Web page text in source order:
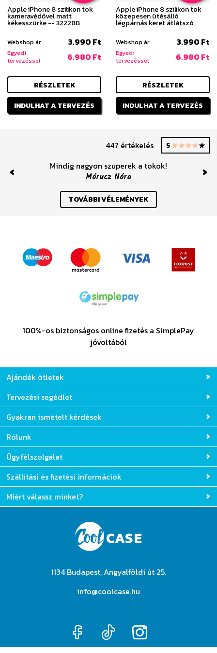
Apple iPhone 8 szilikon tok
kameravédővel matt
kékesszürke -- 322288
Webshop ár 3.990 Ft
Egyedi
tervezéssel
6.980 Ft
RÉSZLETEK
INDULHAT A TERVEZÉS
Apple iPhone 8 szilikon tok
közepesen ütésálló
légpárnás keret átlátszó
Webshop ár 3.990 Ft
Egyedi
tervezéssel
6.980 Ft
RÉSZLETEK
INDULHAT A TERVEZÉS
447 értékelés 5
Mindig nagyon szuperek a tokok!
Mórucz Nóra
100%-os biztonságos online fizetés a SimplePay
Ajándék ötletek
Tervezési segédlet
Gyakran ismételt kérdések
Rólunk
Ügyfélszolgálat
Szállítási és fizetési információk
1134 Budapest, Angyalföldi út 25.